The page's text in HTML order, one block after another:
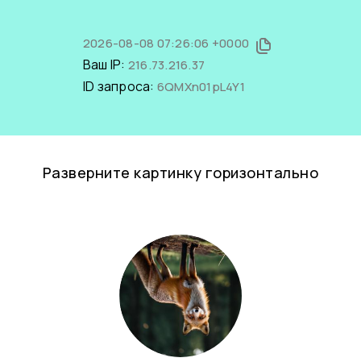
2026-08-08 07:26:06 +0000
Ваш IP: 216.73.216.37
ID запроса: 6QMXn01pL4Y1
Разверните картинку горизонтально